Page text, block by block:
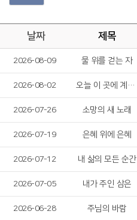
날짜 제목
2026-08-09 물 위를 걷는 자
2026-08-02 오늘 이 곳에 계신 성령님
2026-07-26 소망의 새 노래
2026-07-19 은혜 위에 은혜
2026-07-12 내 삶의 모든 순간
2026-07-05 내가 주인 삼은
2026-06-28 주님의 바람